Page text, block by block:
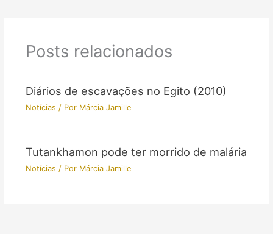
Posts relacionados
Diários de escavações no Egito (2010)
Notícias / Por Márcia Jamille
Tutankhamon pode ter morrido de malária
Notícias / Por Márcia Jamille